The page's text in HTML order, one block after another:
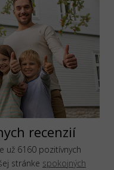
recenzií
už 6160 pozitívnych
stránke spokojných